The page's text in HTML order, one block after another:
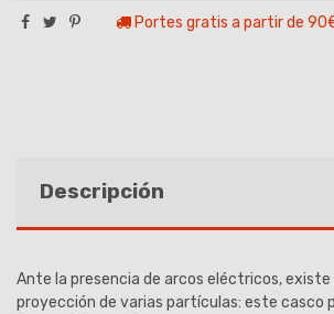
Portes gratis a partir de
Descripción
Ante la presencia de arcos eléctricos, existe
proyección de varias partículas: este casco